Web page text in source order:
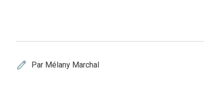
edit Par Mélany Marchal